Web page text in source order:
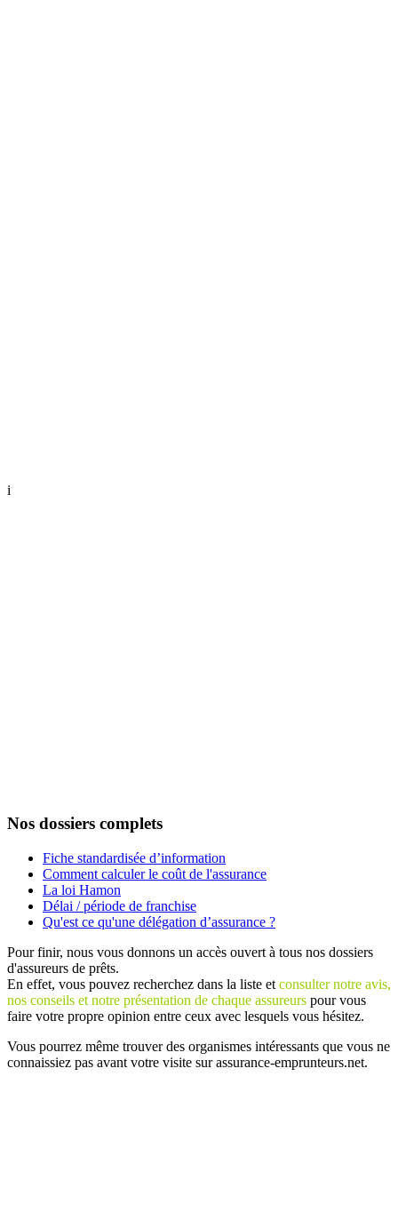
i
Nos dossiers complets
Fiche standardisée d’information
Comment calculer le coût de l'assurance
La loi Hamon
Délai / période de franchise
Qu'est ce qu'une délégation d’assurance ?
Pour finir, nous vous donnons un accès ouvert à tous nos dossiers
d'assureurs de prêts.
En effet, vous pouvez recherchez dans la liste et consulter notre avis,
nos conseils et notre présentation de chaque assureurs pour vous
faire votre propre opinion entre ceux avec lesquels vous hésitez.
Vous pourrez même trouver des organismes intéressants que vous ne
connaissiez pas avant votre visite sur assurance-emprunteurs.net.